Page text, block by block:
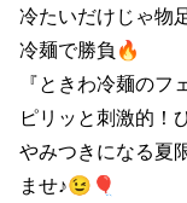
冷たいだけじゃ物
冷麺で勝負🔥
『ときわ冷麺の
ピリッと刺激的！
やみつきになる夏
ませ♪😉🎈